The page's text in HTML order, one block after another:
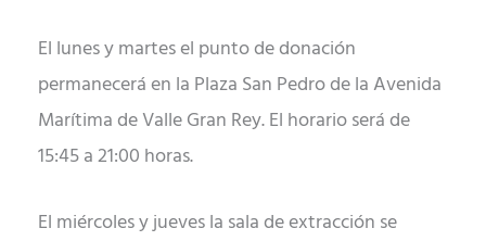
El lunes y martes el punto de donación
permanecerá en la Plaza San Pedro de la Avenida
Marítima de Valle Gran Rey. El horario será de
15:45 a 21:00 horas.
El miércoles y jueves la sala de extracción se